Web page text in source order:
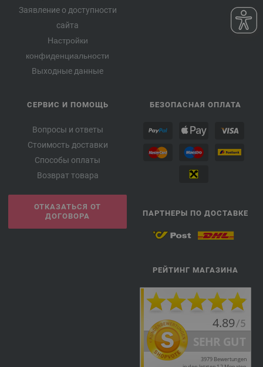
Заявление о доступности
сайта
Настройки
конфиденциальности
Выходные данные
СЕРВИС И ПОМОЩЬ
Вопросы и ответы
Стоимость доставки
Способы оплаты
Возврат товара
ОТКАЗАТЬСЯ ОТ
ДОГОВОРА
БЕЗОПАСНАЯ ОПЛАТА
ПАРТНЕРЫ ПО ДОСТАВКЕ
РЕЙТИНГ МАГАЗИНА